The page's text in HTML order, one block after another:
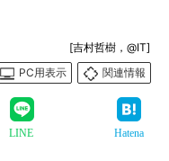
[吉村哲樹，@IT]
PC用表示
関連情報
LINE Hatena